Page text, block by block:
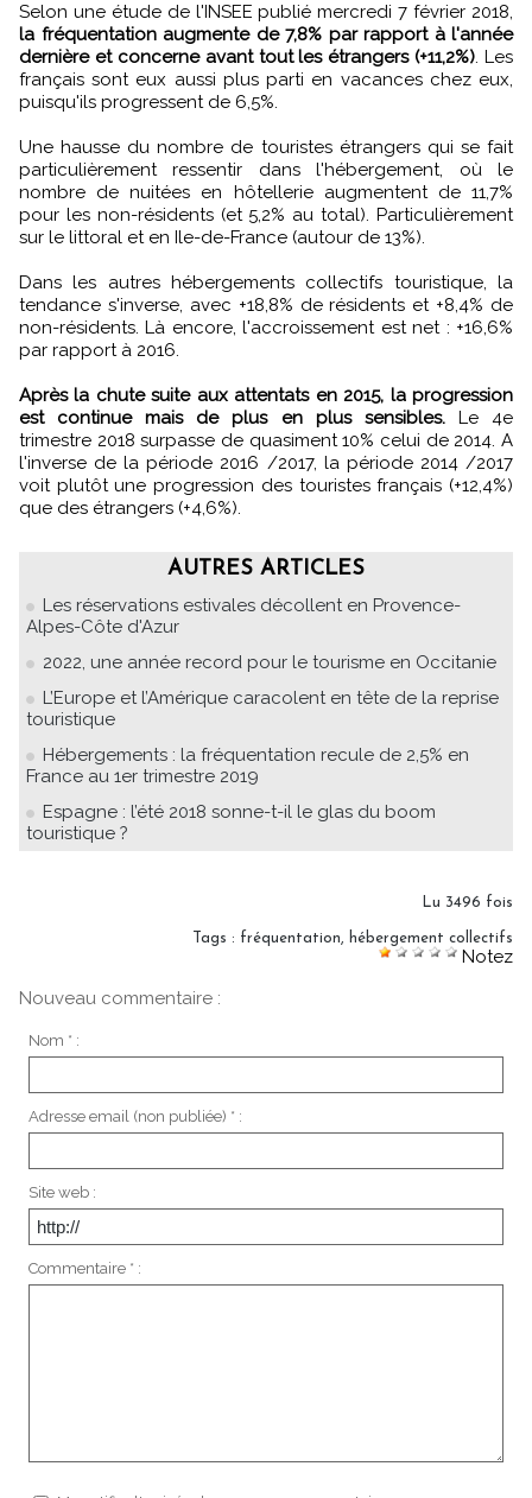
Selon une étude de l'INSEE publié mercredi 7 février 2018,
la fréquentation augmente de 7,8% par rapport à l'année
dernière et concerne avant tout les étrangers (+11,2%). Les
français sont eux aussi plus parti en vacances chez eux,
puisqu'ils progressent de 6,5%.
Une hausse du nombre de touristes étrangers qui se fait
particulièrement ressentir dans l'hébergement, où le
nombre de nuitées en hôtellerie augmentent de 11,7%
pour les non-résidents (et 5,2% au total). Particulièrement
sur le littoral et en Ile-de-France (autour de 13%).
Dans les autres hébergements collectifs touristique, la
tendance s'inverse, avec +18,8% de résidents et +8,4% de
non-résidents. Là encore, l'accroissement est net : +16,6%
par rapport à 2016.
Après la chute suite aux attentats en 2015, la progression
est continue mais de plus en plus sensibles.
Le 4e
trimestre 2018 surpasse de quasiment 10% celui de 2014. A
l'inverse de la période 2016 /2017, la période 2014 /2017
voit plutôt une progression des touristes français (+12,4%)
que des étrangers (+4,6%).
AUTRES ARTICLES
Les réservations estivales décollent en Provence-
Alpes-Côte d'Azur
2022, une année record pour le tourisme en Occitanie
L’Europe et l’Amérique caracolent en tête de la reprise
touristique
Hébergements : la fréquentation recule de 2,5% en
France au 1er trimestre 2019
Espagne : l’été 2018 sonne-t-il le glas du boom
touristique ?
Lu 3496 fois
Tags : fréquentation, hébergement collectifs
Notez
Nouveau commentaire :
Nom * :
Adresse email (non publiée) * :
Site web :
Commentaire * :